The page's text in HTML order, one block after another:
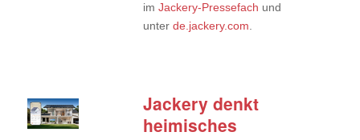
im Jackery-Pressefach und
unter de.jackery.com
Jackery denkt
heimisches